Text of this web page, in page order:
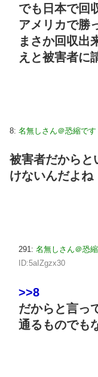
でも日本で回
アメリカで勝
まさか回収出
えと被害者に
8: 名無しさん＠恐縮です
被害者だからと
けないんだよね
291: 名無しさん＠恐
ID:5aIZgzx30
>>8
だからと言っ
通るものでも